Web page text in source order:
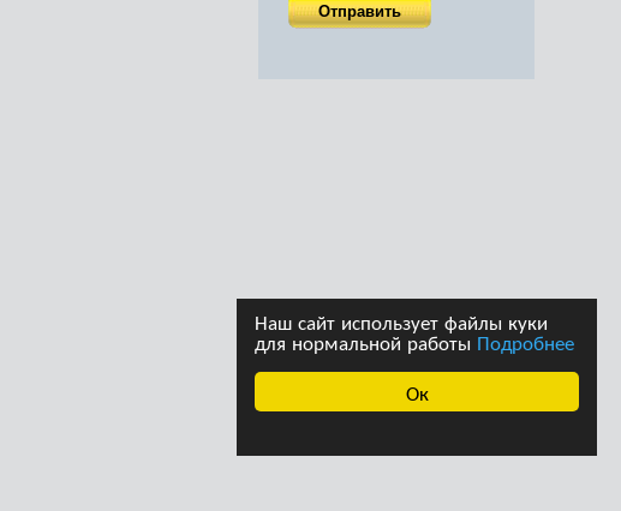
Ок
Наш сайт использует файлы куки
для нормальной работы Подробнее